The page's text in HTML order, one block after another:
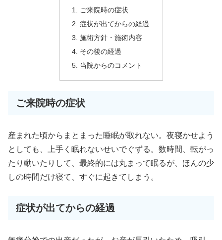
ご来院時の症状
症状が出てからの経過
施術方針・施術内容
その後の経過
当院からのコメント
ご来院時の症状
産まれた頃からまとまった睡眠が取れない。夜寝かせよう
としても、上手く眠れないせいでぐずる。数時間、転がっ
たり動いたりして、最終的には丸まって眠るが、ほんの少
しの時間だけ寝て、すぐに起きてしまう。
症状が出てからの経過